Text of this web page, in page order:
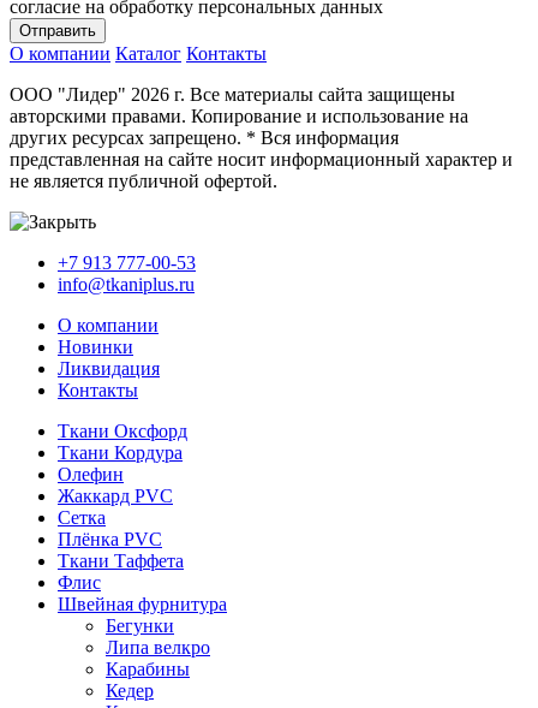
согласие на обработку персональных данных
Отправить
О компании Каталог Контакты
ООО "Лидер" 2026 г. Все материалы сайта защищены
авторскими правами. Копирование и использование на
других ресурсах запрещено. * Вся информация
представленная на сайте носит информационный характер и
не является публичной офертой.
+7 913 777-00-53
info@tkaniplus.ru
О компании
Новинки
Ликвидация
Контакты
Ткани Оксфорд
Ткани Кордура
Олефин
Жаккард PVC
Сетка
Плёнка PVC
Ткани Таффета
Флис
Швейная фурнитура
Бегунки
Липа велкро
Карабины
Кедер